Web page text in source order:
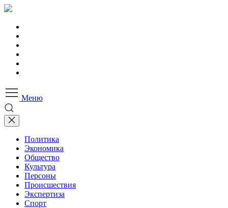
Меню
Политика
Экономика
Общество
Культура
Персоны
Происшествия
Экспертиза
Спорт